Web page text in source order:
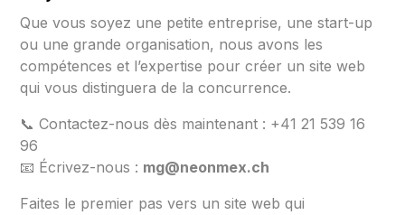
Que vous soyez une petite entreprise, une start-up
ou une grande organisation, nous avons les
compétences et l’expertise pour créer un site web
qui vous distinguera de la concurrence.
📞 Contactez-nous dès maintenant : +41 21 539 16
96
📧 Écrivez-nous : mg@neonmex.ch
Faites le premier pas vers un site web qui